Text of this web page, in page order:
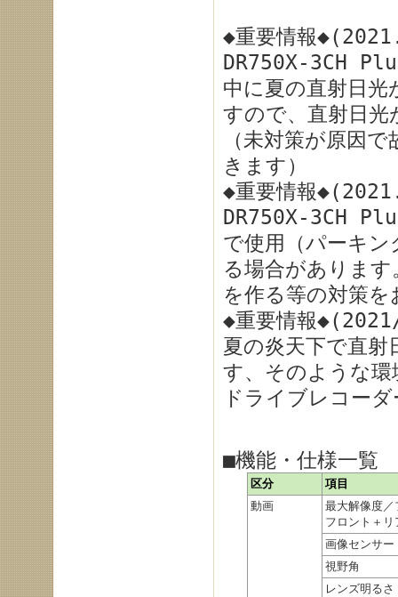
◆重要情報
DR750X-3CH
中に夏の直射日
すので、直射日
（未対策が原因
きます）
◆重要情報
DR750X-3CH
で使用（パーキ
る場合がありま
を作る等の対策
◆重要情報
夏の炎天下で直
す、そのような
ドライブレコー
■機能・仕様一覧
区分
項目
動画
最大解像度／
フロント＋
画像センサー
視野角
レンズ明るさ